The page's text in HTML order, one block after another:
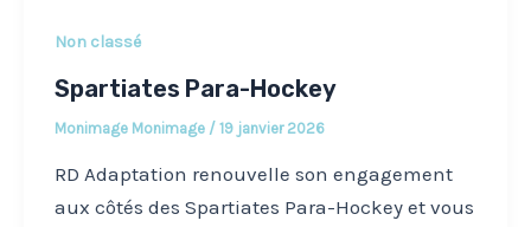
Non classé
Spartiates Para-Hockey
Monimage Monimage / 19 janvier 2026
RD Adaptation renouvelle son engagement
aux côtés des Spartiates Para-Hockey et vous